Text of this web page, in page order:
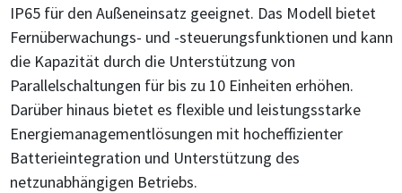
IP65 für den Außeneinsatz geeignet. Das Modell bietet
Fernüberwachungs- und -steuerungsfunktionen und kann
die Kapazität durch die Unterstützung von
Parallelschaltungen für bis zu 10 Einheiten erhöhen.
Darüber hinaus bietet es flexible und leistungsstarke
Energiemanagementlösungen mit hocheffizienter
Batterieintegration und Unterstützung des
netzunabhängigen Betriebs.